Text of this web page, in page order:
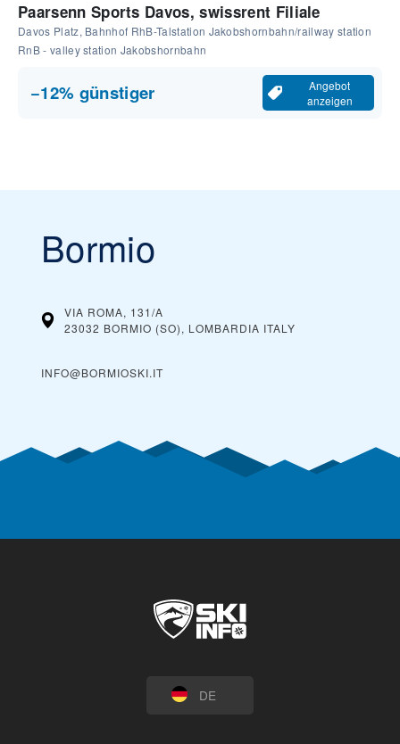
Paarsenn Sports Davos, swissrent Filiale
Davos Platz, Bahnhof RhB-Talstation Jakobshornbahn/railway station
RnB - valley station Jakobshornbahn
−12% günstiger
Angebot
anzeigen
Bormio
VIA ROMA, 131/A
23032 BORMIO (SO), LOMBARDIA ITALY
INFO@BORMIOSKI.IT
DE